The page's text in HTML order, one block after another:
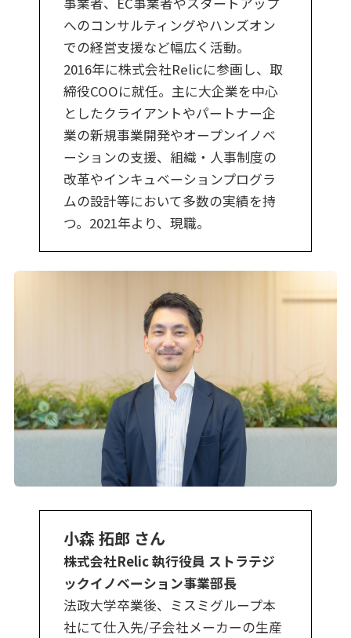
へのコンサルティングやハンズオン
での経営支援など幅広く活動。
2016年に株式会社Relicに参画し、取
締役COOに就任。主に大企業を中心
としたクライアントやパートナー企
業の新規事業開発やオープンイノベ
ーションの支援、組織・人事制度の
改革やインキュベーションプログラ
ムの設計等において多数の実績を持
つ。2021年より、現職。
小森 拓郎 さん
株式会社Relic 執行役員 ストラテジ
ックイノベーション事業部長
法政大学卒業後、ミスミグループ本
社にて仕入先/子会社メーカーの生産